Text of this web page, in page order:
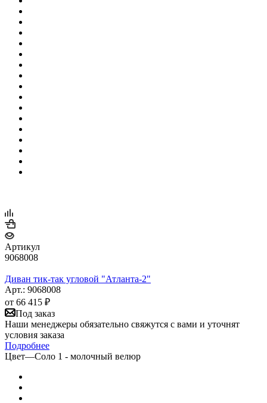
Артикул
9068008
Диван тик-так угловой "Атланта-2"
Арт.: 9068008
от 66 415 ₽
Под заказ
Наши менеджеры обязательно свяжутся с вами и уточнят
условия заказа
Подробнее
Цвет—Соло 1 - молочный велюр